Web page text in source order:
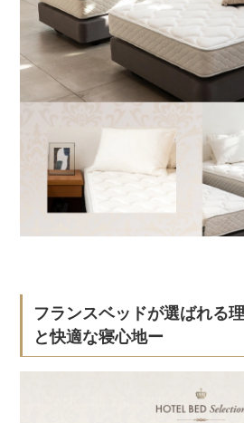
フランスベッドが選ばれる
と快適な寝心地ー